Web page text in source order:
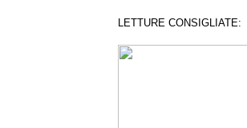
LETTURE CONSIGLIATE: